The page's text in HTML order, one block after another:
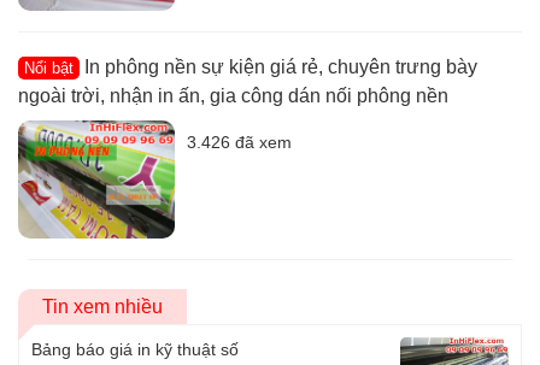
Nổi bật
In phông nền sự kiện giá rẻ, chuyên trưng bày
ngoài trời, nhận in ấn, gia công dán nối phông nền
3.426 đã xem
Tin xem nhiều
Bảng báo giá in kỹ thuật số